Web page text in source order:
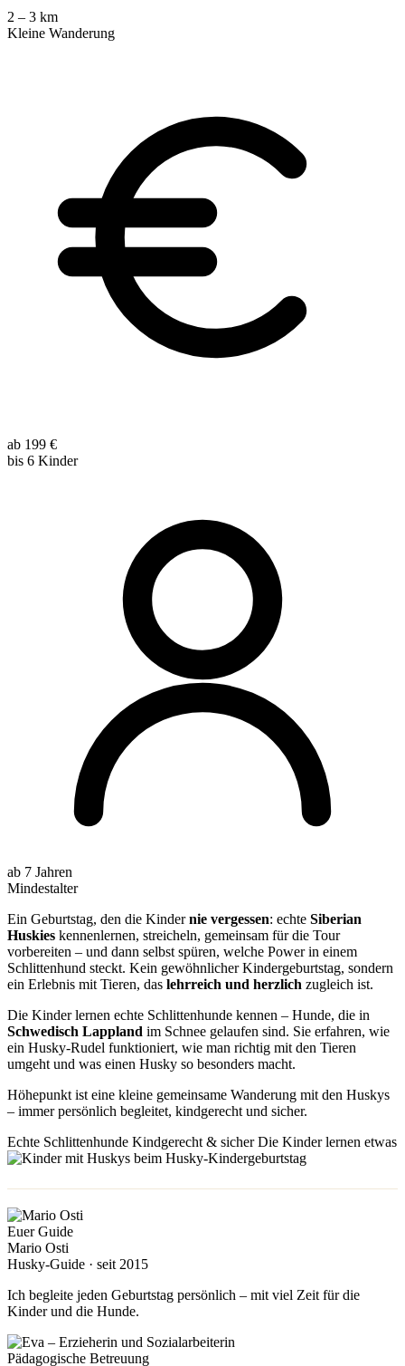
2 – 3 km
Kleine Wanderung
ab 199 €
bis 6 Kinder
ab 7 Jahren
Mindestalter
Ein Geburtstag, den die Kindernie vergessen: echte Siberian
Huskies kennenlernen, streicheln, gemeinsam für die Tour
vorbereiten – und dann selbst spüren, welche Power in einem
Schlittenhund steckt. Kein gewöhnlicher Kindergeburtstag, sondern
ein Erlebnis mit Tieren, das lehrreich und herzlich zugleich ist.
Die Kinder lernen echte Schlittenhunde kennen – Hunde, die in
Schwedisch Lappland im Schnee gelaufen sind. Sie erfahren, wie
ein Husky-Rudel funktioniert, wie man richtig mit den Tieren
umgeht und was einen Husky so besonders macht.
Höhepunkt ist eine kleine gemeinsame Wanderung mit den Huskys
– immer persönlich begleitet, kindgerecht und sicher.
Echte Schlittenhunde Kindgerecht & sicher Die Kinder lernen etwas
Euer Guide
Mario Osti
Husky-Guide · seit 2015
Ich begleite jeden Geburtstag persönlich – mit viel Zeit für die
Kinder und die Hunde.
Pädagogische Betreuung